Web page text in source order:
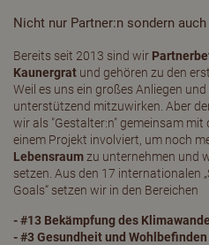
Nicht nur Partner:n sondern
Bereits seit 2013 sind wir
Kaunergrat und gehören zu den
Weil es uns ein großes Anliegen
unterstützend mitzuwirken. Aber
wir als "Gestalter:n" gemeinsam
einem Projekt involviert, um noch
Lebensraumzu unternehmen und
setzen. Aus den 17 internationalen
Goals“ setzen wir in den Bereichen
- #13 Bekämpfung des
- #3 Gesundheit und